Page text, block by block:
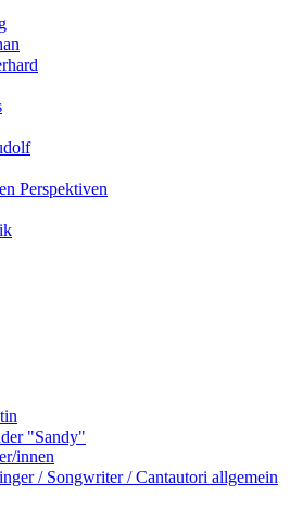
Perspektiven
"Sandy"
innen
/ Songwriter / Cantautori allgemein